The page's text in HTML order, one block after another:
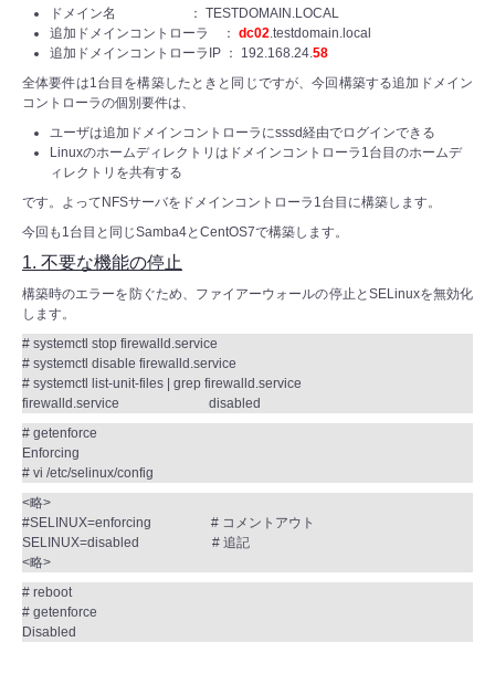
ドメイン名 ： TESTDOMAIN.LOCAL
追加ドメインコントローラ ： dc02.testdomain.local
追加ドメインコントローラIP ： 192.168.24.58
全体要件は1台目を構築したときと同じですが、今回構築する追加ドメイン
コントローラの個別要件は、
ユーザは追加ドメインコントローラにsssd経由でログインできる
Linuxのホームディレクトリはドメインコントローラ1台目のホームデ
ィレクトリを共有する
です。よってNFSサーバをドメインコントローラ1台目に構築します。
今回も1台目と同じSamba4とCentOS7で構築します。
1. 不要な機能の停止
構築時のエラーを防ぐため、ファイアーウォールの停止とSELinuxを無効化
します。
# systemctl stop firewalld.service
# systemctl disable firewalld.service
# systemctl list-unit-files | grep firewalld.service
firewalld.service disabled
# getenforce
Enforcing
# vi /etc/selinux/config
<略>
#SELINUX=enforcing # コメントアウト
SELINUX=disabled # 追記
<略>
# reboot
# getenforce
Disabled